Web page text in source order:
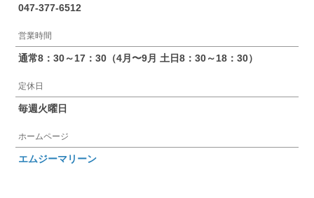
047-377-6512
営業時間
通常8：30～17：30（4月〜9月 土日8：30～18：30）
定休日
毎週火曜日
ホームページ
エムジーマリーン